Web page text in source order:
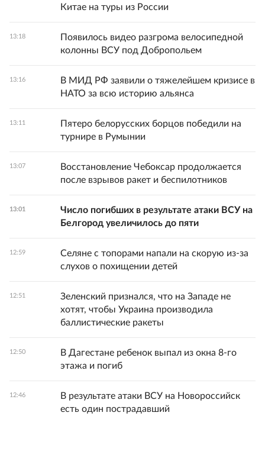
Китае на туры из России
13:18
Появилось видео разгрома велосипедной
колонны ВСУ под Добропольем
13:16
В МИД РФ заявили о тяжелейшем кризисе в
НАТО за всю историю альянса
13:11
Пятеро белорусских борцов победили на
турнире в Румынии
13:07
Восстановление Чебоксар продолжается
после взрывов ракет и беспилотников
13:01
Число погибших в результате атаки ВСУ на
Белгород увеличилось до пяти
12:59
Селяне с топорами напали на скорую из-за
слухов о похищении детей
12:51
Зеленский признался, что на Западе не
хотят, чтобы Украина производила
баллистические ракеты
12:50
В Дагестане ребенок выпал из окна 8-го
этажа и погиб
12:46
В результате атаки ВСУ на Новороссийск
есть один пострадавший